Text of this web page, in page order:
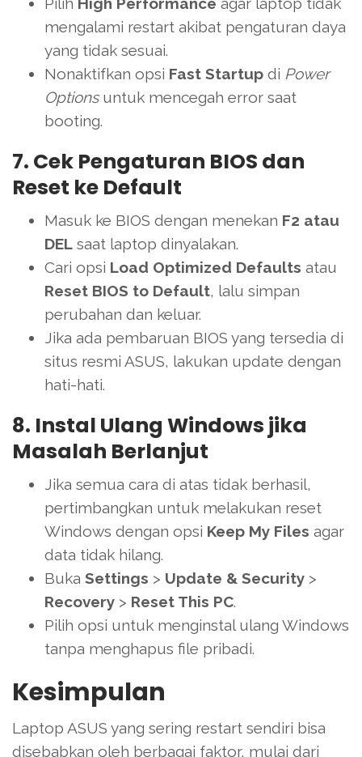
mengalami restart akibat pengaturan daya
yang tidak sesuai.
Nonaktifkan opsi Fast Startup di Power
Optionsuntuk mencegah error saat
booting.
7. Cek Pengaturan BIOS dan
Reset ke Default
Masuk ke BIOS dengan menekan F2 atau
DEL saat laptop dinyalakan.
Cari opsi Load Optimized Defaults atau
Reset BIOS to Default, lalu simpan
perubahan dan keluar.
Jika ada pembaruan BIOS yang tersedia di
situs resmi ASUS, lakukan update dengan
hati-hati.
8. Instal Ulang Windows jika
Masalah Berlanjut
Jika semua cara di atas tidak berhasil,
pertimbangkan untuk melakukan reset
Windows dengan opsi Keep My Files agar
data tidak hilang.
Buka Settings > Update & Security >
Recovery > Reset This PC.
Pilih opsi untuk menginstal ulang Windows
tanpa menghapus file pribadi.
Kesimpulan
Laptop ASUS yang sering restart sendiri bisa
disebabkan oleh berbagai faktor, mulai dari